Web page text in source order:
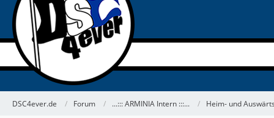
DSC4ever.de Forum ...::: ARMINIA Intern :::... Heim- und